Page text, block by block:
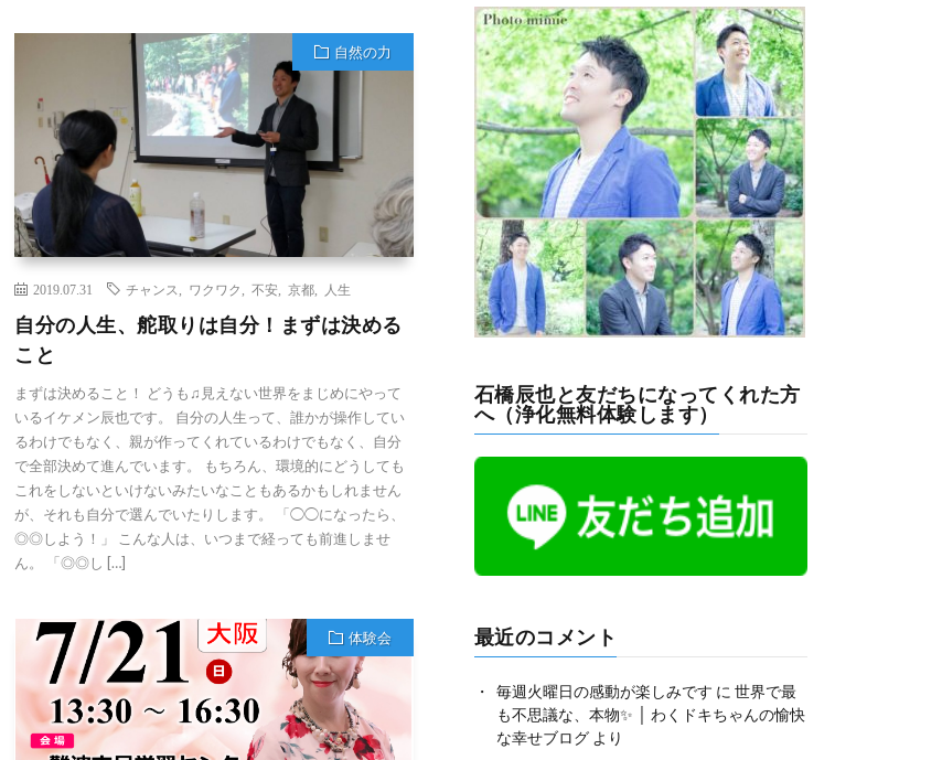
自然の力
2019.07.31 チャンス ワクワク ,不安 ,京都 人生
自分の人生、舵取りは自分！まずは決める
こと
まずは決めること！ どうも♫見えない世界をまじめにやって
いるイケメン辰也です。 自分の人生って、誰かが操作してい
るわけでもなく、親が作ってくれているわけでもなく、自分
で全部決めて進んでいます。 もちろん、環境的にどうしても
これをしないといけないみたいなこともあるかもしれません
が、それも自分で選んでいたりします。 「◯◯になったら、
◎◎しよう！」 こんな人は、いつまで経っても前進しませ
ん。 「◎◎し […]
体験会
石橋辰也と友だちになってくれた方
へ（浄化無料体験します）
最近のコメント
毎週火曜日の感動が楽しみです に 世界で最
も不思議な、本物✨ │ わくドキちゃんの愉快
な幸せブログより